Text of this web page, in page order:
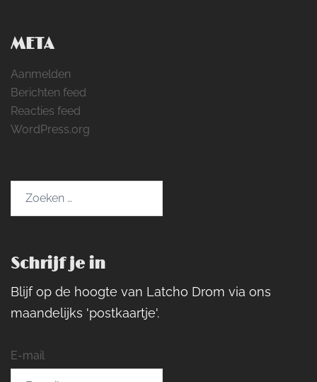
META
Aanmelden
Berichten feed
Reacties feed
WordPress.org
Schrijf je in
Blijf op de hoogte van Latcho Drom via ons
maandelijks 'postkaartje'.
E-mail